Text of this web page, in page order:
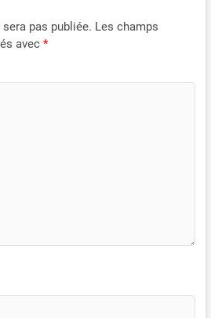
fabriqués en matériaux de qualité
parfaitement au toit et réduisent
de toit se range dans son sac de
un espace minimal. 【Garantie de
pas publiée. Les champs
avec *